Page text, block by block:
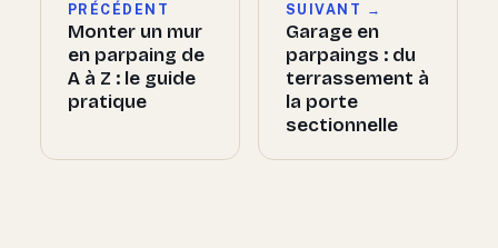
PRÉCÉDENT
Monter un mur
en parpaing de
A à Z : le guide
pratique
SUIVANT →
Garage en
parpaings : du
terrassement à
la porte
sectionnelle